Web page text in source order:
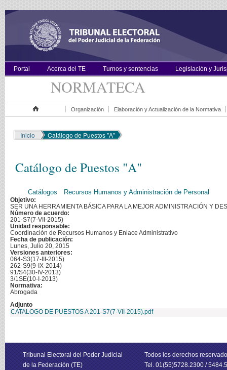
Portal Acerca del TE Turnos y sentencias Legislación y
NORMATECA
Organización Elaboración y Actualización de la Normativa
Inicio Catálogo de Puestos "A"
Catálogo de Puestos "A"
Catálogos Recursos Humanos y Administración de Personal
Objetivo:
SER UNA HERRAMIENTA BÁSICA PARA LA MEJOR ADMINISTRACIÓN Y
Número de acuerdo:
201-S7(7-VII-2015)
Unidad responsable:
Coordinación de Recursos Humanos y Enlace Administrativo
Fecha de publicación:
Lunes, Julio 20, 2015
Versiones anteriores:
064-S3(17-III-2015)
262-S9(9-IX-2014)
91/S4(30-IV-2013)
3/1SE(10-I-2013)
Normativa:
Abrogada
Adjunto
CATALOGO DE PUESTOS A 201-S7(7-VII-2015).pdf
Tribunal Electoral del Poder Judicial
de la Federación (TE)
Todos los derechos
Tel. 01(55)5728.2300 /